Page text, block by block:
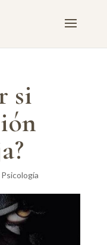
si